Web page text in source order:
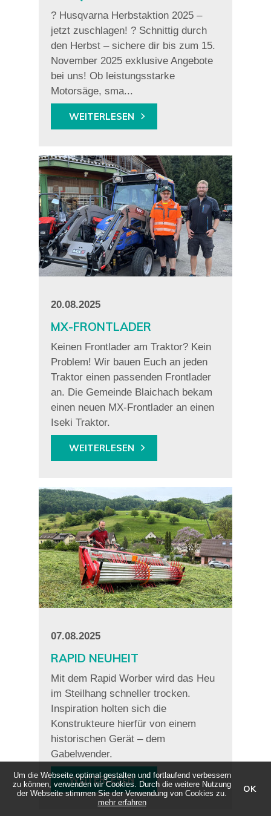
? Husqvarna Herbstaktion 2025 –
jetzt zuschlagen! ? Schnittig durch
den Herbst – sichere dir bis zum 15.
November 2025 exklusive Angebote
bei uns! Ob leistungsstarke
Motorsäge, sma...
WEITERLESEN
20.08.2025
MX-FRONTLADER
Keinen Frontlader am Traktor? Kein
Problem! Wir bauen Euch an jeden
Traktor einen passenden Frontlader
an. Die Gemeinde Blaichach bekam
einen neuen MX-Frontlader an einen
Iseki Traktor.
WEITERLESEN
07.08.2025
RAPID NEUHEIT
Mit dem Rapid Worber wird das Heu
im Steilhang schneller trocken.
Inspiration holten sich die
Konstrukteure hierfür von einem
historischen Gerät – dem
Gabelwender.
WEITERLESEN
Um die Webseite optimal gestalten und fortlaufend verbessern
zu können, verwenden wir Cookies. Durch die weitere Nutzung
der Webseite stimmen Sie der Verwendung von Cookies zu.
mehr erfahren
OK